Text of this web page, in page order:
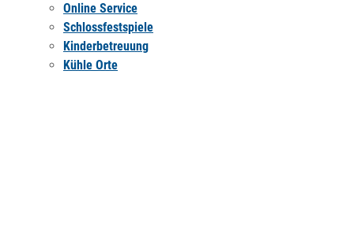
Online Service
Schlossfestspiele
Kinderbetreuung
Kühle Orte